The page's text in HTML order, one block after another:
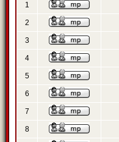
1
2
3
4
5
6
7
8